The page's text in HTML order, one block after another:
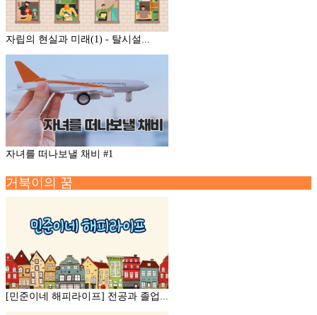
자립의 현실과 미래(1) - 탈시설...
자녀를 떠나보낼 채비 #1
거북이의 꿈
[민준이네 해피라이프] 전공과 졸업...